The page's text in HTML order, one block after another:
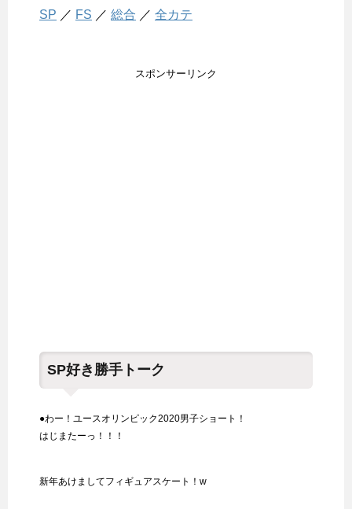
SP ／ FS ／ 総合 ／ 全カテ
スポンサーリンク
SP好き勝手トーク
●わー！ユースオリンピック2020男子ショート！
はじまたーっ！！！
新年あけましてフィギュアスケート！w